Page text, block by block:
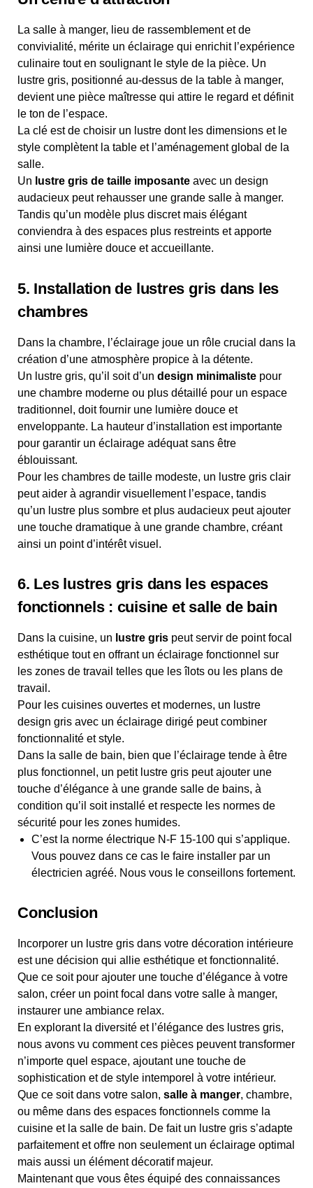
La salle à manger, lieu de rassemblement et de
convivialité, mérite un éclairage qui enrichit l’expérience
culinaire tout en soulignant le style de la pièce. Un
lustre gris, positionné au-dessus de la table à manger,
devient une pièce maîtresse qui attire le regard et définit
le ton de l’espace.
La clé est de choisir un lustre dont les dimensions et le
style complètent la table et l’aménagement global de la
salle.
Un lustre gris de taille imposante avec un design
audacieux peut rehausser une grande salle à manger.
Tandis qu’un modèle plus discret mais élégant
conviendra à des espaces plus restreints et apporte
ainsi une lumière douce et accueillante.
5. Installation de lustres gris dans les
chambres
Dans la chambre, l’éclairage joue un rôle crucial dans la
création d’une atmosphère propice à la détente.
Un lustre gris, qu’il soit d’un design minimaliste pour
une chambre moderne ou plus détaillé pour un espace
traditionnel, doit fournir une lumière douce et
enveloppante. La hauteur d’installation est importante
pour garantir un éclairage adéquat sans être
éblouissant.
Pour les chambres de taille modeste, un lustre gris clair
peut aider à agrandir visuellement l’espace, tandis
qu’un lustre plus sombre et plus audacieux peut ajouter
une touche dramatique à une grande chambre, créant
ainsi un point d’intérêt visuel.
6. Les lustres gris dans les espaces
fonctionnels : cuisine et salle de bain
Dans la cuisine, un lustre gris peut servir de point focal
esthétique tout en offrant un éclairage fonctionnel sur
les zones de travail telles que les îlots ou les plans de
travail.
Pour les cuisines ouvertes et modernes, un lustre
design gris avec un éclairage dirigé peut combiner
fonctionnalité et style.
Dans la salle de bain, bien que l’éclairage tende à être
plus fonctionnel, un petit lustre gris peut ajouter une
touche d’élégance à une grande salle de bains, à
condition qu’il soit installé et respecte les normes de
sécurité pour les zones humides.
C’est la norme électrique N-F 15-100 qui s’applique.
Vous pouvez dans ce cas le faire installer par un
électricien agréé. Nous vous le conseillons fortement.
Conclusion
Incorporer un lustre gris dans votre décoration intérieure
est une décision qui allie esthétique et fonctionnalité.
Que ce soit pour ajouter une touche d’élégance à votre
salon, créer un point focal dans votre salle à manger,
instaurer une ambiance relax.
En explorant la diversité et l’élégance des lustres gris,
nous avons vu comment ces pièces peuvent transformer
n’importe quel espace, ajoutant une touche de
sophistication et de style intemporel à votre intérieur.
Que ce soit dans votre salon, salle à manger, chambre,
ou même dans des espaces fonctionnels comme la
cuisine et la salle de bain. De fait un lustre gris s’adapte
parfaitement et offre non seulement un éclairage optimal
mais aussi un élément décoratif majeur.
Maintenant que vous êtes équipé des connaissances